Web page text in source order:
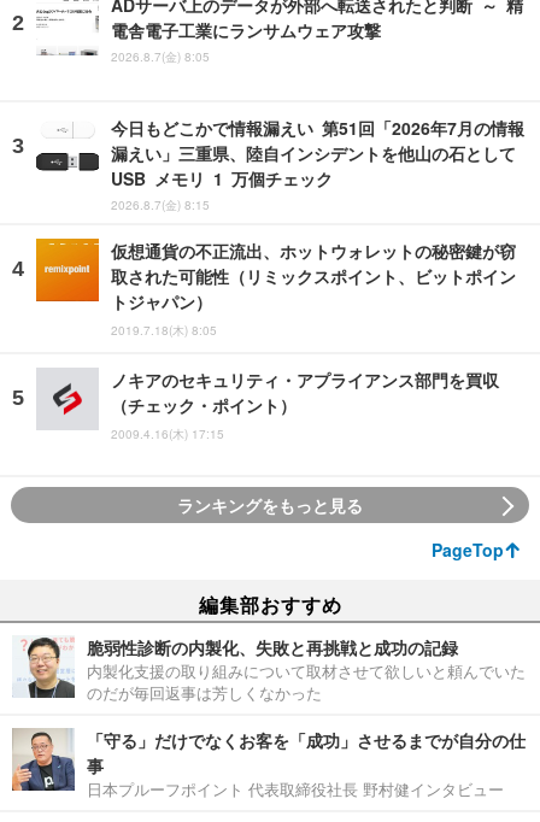
ADサーバ上のデータが外部へ転送されたと判断 ～ 精
電舎電子工業にランサムウェア攻撃
2026.8.7(金) 8:05
今日もどこかで情報漏えい 第51回「2026年7月の情報
漏えい」三重県、陸自インシデントを他山の石として
USB メモリ 1 万個チェック
2026.8.7(金) 8:15
仮想通貨の不正流出、ホットウォレットの秘密鍵が窃
取された可能性（リミックスポイント、ビットポイン
トジャパン）
2019.7.18(木) 8:05
ノキアのセキュリティ・アプライアンス部門を買収
（チェック・ポイント）
2009.4.16(木) 17:15
ランキングをもっと見る
PageTop
編集部おすすめ
脆弱性診断の内製化、失敗と再挑戦と成功の記録
内製化支援の取り組みについて取材させて欲しいと頼んでいた
のだが毎回返事は芳しくなかった
「守る」だけでなくお客を「成功」させるまでが自分の仕
事
日本プルーフポイント 代表取締役社長 野村健インタビュー